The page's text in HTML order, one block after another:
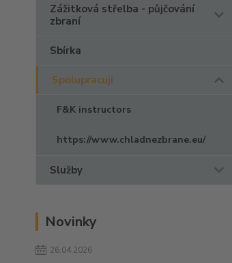
Zážitková střelba - půjčování
zbraní
Sbírka
Spolupracuji
F&K instructors
https://www.chladnezbrane.eu/
Služby
Novinky
26.04.2026